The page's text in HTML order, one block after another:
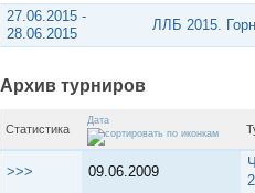
27.06.2015 -
28.06.2015
ЛЛБ 2015.
Архив турниров
Статистика
Дата
>>> 09.06.2009